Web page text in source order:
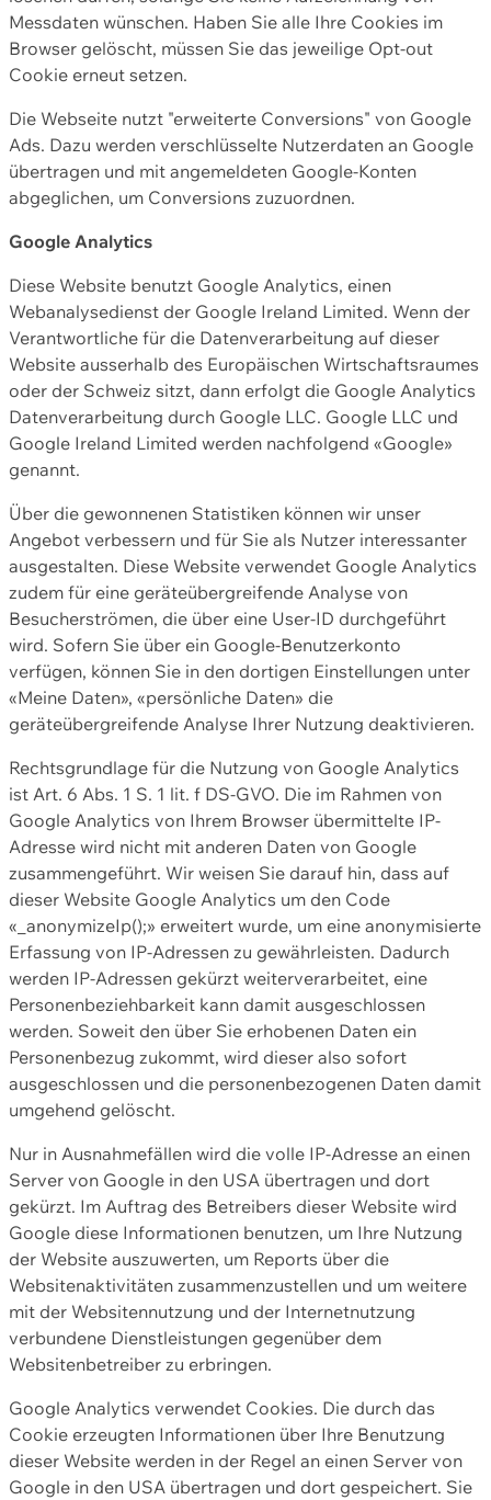
Messdaten wünschen. Haben Sie alle Ihre Cookies im
Browser gelöscht, müssen Sie das jeweilige Opt-out
Cookie erneut setzen.
Die Webseite nutzt "erweiterte Conversions" von Google
Ads. Dazu werden verschlüsselte Nutzerdaten an Google
übertragen und mit angemeldeten Google-Konten
abgeglichen, um Conversions zuzuordnen.
Google Analytics
Diese Website benutzt Google Analytics, einen
Webanalysedienst der Google Ireland Limited. Wenn der
Verantwortliche für die Datenverarbeitung auf dieser
Website ausserhalb des Europäischen Wirtschaftsraumes
oder der Schweiz sitzt, dann erfolgt die Google Analytics
Datenverarbeitung durch Google LLC. Google LLC und
Google Ireland Limited werden nachfolgend «Google»
genannt.
Über die gewonnenen Statistiken können wir unser
Angebot verbessern und für Sie als Nutzer interessanter
ausgestalten. Diese Website verwendet Google Analytics
zudem für eine geräteübergreifende Analyse von
Besucherströmen, die über eine User-ID durchgeführt
wird. Sofern Sie über ein Google-Benutzerkonto
verfügen, können Sie in den dortigen Einstellungen unter
«Meine Daten», «persönliche Daten» die
geräteübergreifende Analyse Ihrer Nutzung deaktivieren.
Rechtsgrundlage für die Nutzung von Google Analytics
ist Art. 6 Abs. 1 S. 1 lit. f DS-GVO. Die im Rahmen von
Google Analytics von Ihrem Browser übermittelte IP-
Adresse wird nicht mit anderen Daten von Google
zusammengeführt. Wir weisen Sie darauf hin, dass auf
dieser Website Google Analytics um den Code
«_anonymizeIp();» erweitert wurde, um eine anonymisierte
Erfassung von IP-Adressen zu gewährleisten. Dadurch
werden IP-Adressen gekürzt weiterverarbeitet, eine
Personenbeziehbarkeit kann damit ausgeschlossen
werden. Soweit den über Sie erhobenen Daten ein
Personenbezug zukommt, wird dieser also sofort
ausgeschlossen und die personenbezogenen Daten damit
umgehend gelöscht.
Nur in Ausnahmefällen wird die volle IP-Adresse an einen
Server von Google in den USA übertragen und dort
gekürzt. Im Auftrag des Betreibers dieser Website wird
Google diese Informationen benutzen, um Ihre Nutzung
der Website auszuwerten, um Reports über die
Websitenaktivitäten zusammenzustellen und um weitere
mit der Websitennutzung und der Internetnutzung
verbundene Dienstleistungen gegenüber dem
Websitenbetreiber zu erbringen.
Google Analytics verwendet Cookies. Die durch das
Cookie erzeugten Informationen über Ihre Benutzung
dieser Website werden in der Regel an einen Server von
Google in den USA übertragen und dort gespeichert. Sie